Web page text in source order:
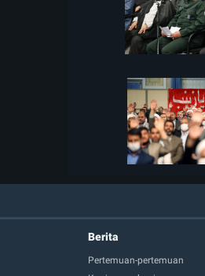
Berita
Pertemuan-pertemuan